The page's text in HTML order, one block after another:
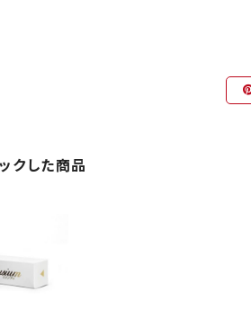
クした商品